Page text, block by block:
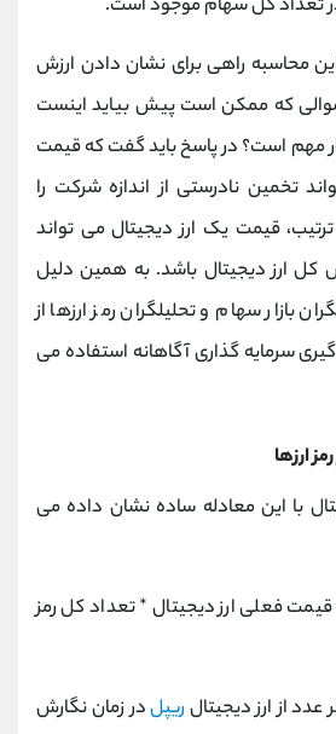
کل سهام موجود است.
محاسبه راهی برای نشان دادن ارزش
که ممکن است پیش بیاید اینست
مهم است؟ در پاسخ باید گفت که قیمت
تخمین نادرستی از اندازه شرکت را
قیمت یک ارز دیجیتال می تواند
کل ارز دیجیتال باشد. به همین دلیل
بازار سهام و تحلیلگران رمز ارزها از
سرمایه گذاری آگاهانه استفاده می
ارزها
با این معادله ساده نشان داده می
قیمت فعلی ارز دیجیتال * تعداد کل رمز
از ارز دیجیتال ریپلدر زمان نگارش